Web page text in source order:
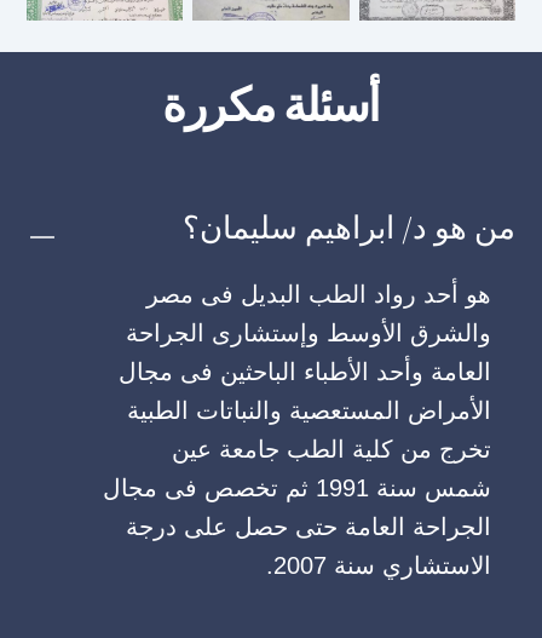
أسئلة مكررة
من هو د/ ابراهيم سليمان؟
هو أحد رواد الطب البديل فى مصر
والشرق الأوسط وإستشارى الجراحة
العامة وأحد الأطباء الباحثين فى مجال
الأمراض المستعصية والنباتات الطبية
تخرج من كلية الطب جامعة عين
شمس سنة 1991 ثم تخصص فى مجال
الجراحة العامة حتى حصل على درجة
الاستشاري سنة 2007.